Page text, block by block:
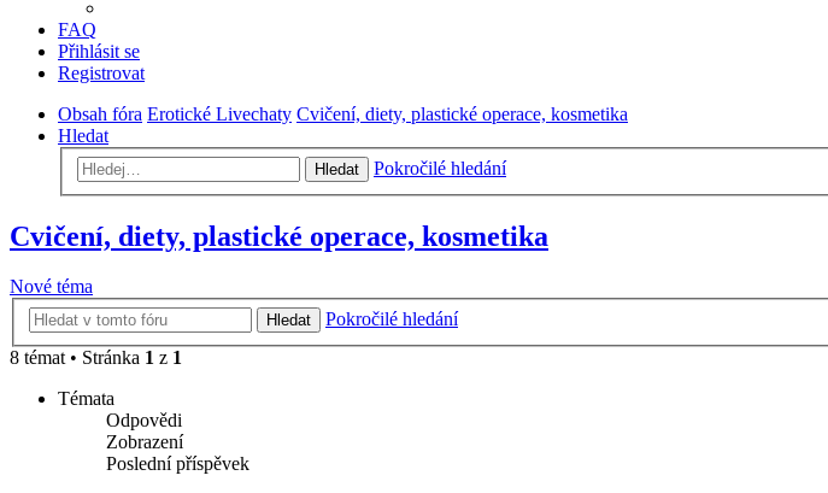
FAQ
Přihlásit se
Registrovat
Obsah fóra Erotické Livechaty Cvičení, diety, plastické operace, kosmetika
Hledat
Hledat Pokročilé hledání
Cvičení, diety, plastické operace, kosmetika
Nové téma
Hledat
Pokročilé hledání
8 témat • Stránka 1 z 1
Témata
Odpovědi
Zobrazení
Poslední příspěvek